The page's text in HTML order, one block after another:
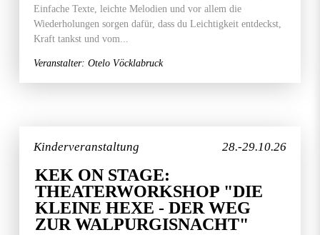
Einfache Texte, leichte Melodien und vor allem die
Wiederholungen sorgen dafür, dass du Leichtigkeit entdeckst,
Kraft tankst und vom...
Veranstalter: Otelo Vöcklabruck
28.-29.10.26
Kinderveranstaltung
KEK ON STAGE:
THEATERWORKSHOP "DIE
KLEINE HEXE - DER WEG
ZUR WALPURGISNACHT"